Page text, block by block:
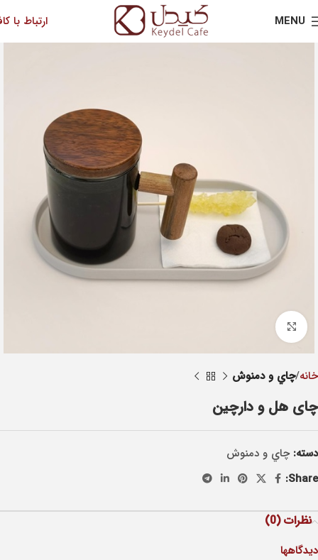
MENU ارتباط با
Click to enlarge
خانه چاي و دمنوش
چای هل و دارچین
دسته: چاي و دمنوش
Share:
نظرات (0)
دیدگاهها